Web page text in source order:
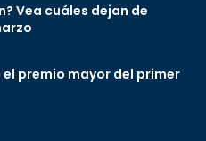
Vea cuáles dejan de
el premio mayor del primer